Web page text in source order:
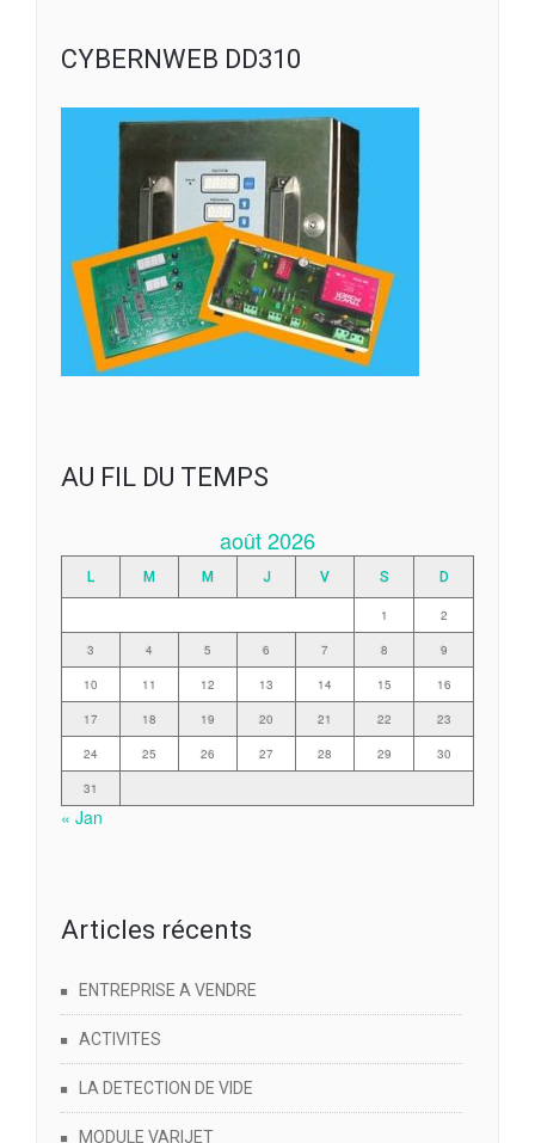
CYBERNWEB DD310
AU FIL DU TEMPS
août 2026
L M M J V S D
1 2
3 4 5 6 7 8 9
10 11 12 13 14 15 16
17 18 19 20 21 22 23
24 25 26 27 28 29 30
31
« Jan
Articles récents
ENTREPRISE A VENDRE
ACTIVITES
LA DETECTION DE VIDE
MODULE VARIJET